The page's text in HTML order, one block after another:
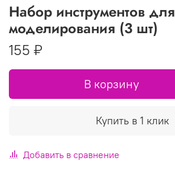
Набор инструментов для
моделирования (3 шт)
155 ₽
В корзину
Купить в 1 клик
Добавить в сравнение